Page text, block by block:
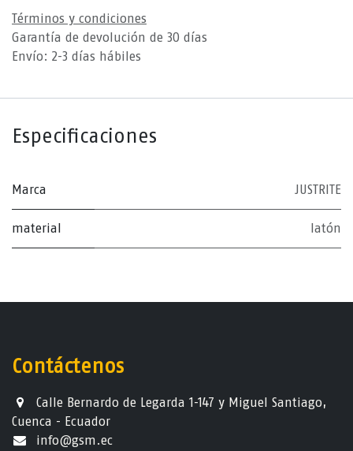
Términos y condiciones
Garantía de devolución de 30 días
Envío: 2-3 días hábiles
Especificaciones
Marca JUSTRITE
material latón
Contáctenos
Calle Bernardo de Legarda 1-147 y Miguel Santiago,
Cuenca - Ecuador
info@gsm.ec​